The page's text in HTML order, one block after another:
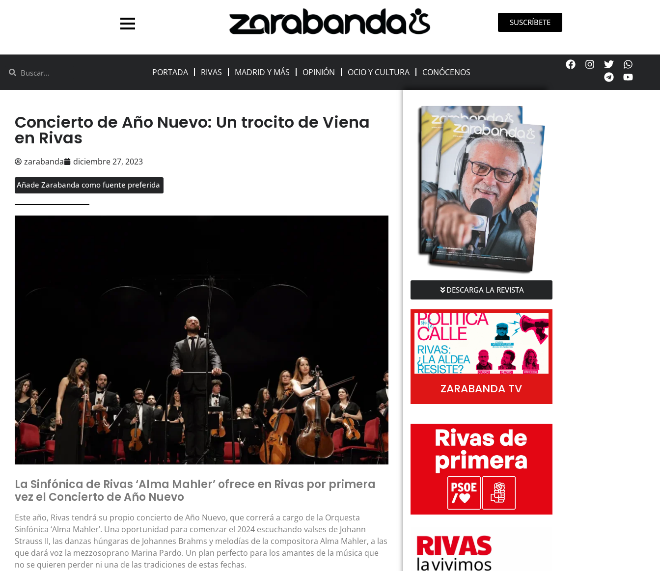
SUSCRÍBETE
PORTADA RIVAS MADRID Y MÁS OPINIÓN OCIO Y CULTURA CONÓCENOS
Concierto de Año Nuevo: Un trocito de Viena
en Rivas
zarabanda diciembre 27, 2023
Añade Zarabanda como fuente preferida
La Sinfónica de Rivas ‘Alma Mahler’ ofrece en Rivas por primera
vez el Concierto de Año Nuevo
Este año, Rivas tendrá su propio concierto de Año Nuevo, que correrá a cargo de la Orquesta
Sinfónica ‘Alma Mahler’. Una oportunidad para comenzar el 2024 escuchando valses de Johann
Strauss II, las danzas húngaras de Johannes Brahms y melodías de la compositora Alma Mahler, a las
que dará voz la mezzosoprano Marina Pardo. Un plan perfecto para los amantes de la música que
no se quieren perder ni una de las tradiciones de estas fechas.
DESCARGA LA REVISTA
ZARABANDA TV